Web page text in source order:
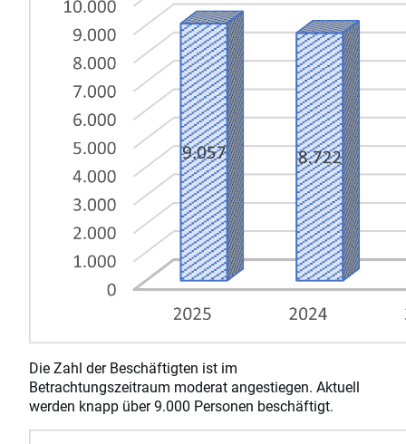
Die Zahl der Beschäftigten ist im
Betrachtungszeitraum moderat angestiegen. Aktuell
werden knapp über 9.000 Personen beschäftigt.